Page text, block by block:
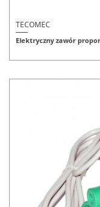
TECOMEC
Elektryczny zawór